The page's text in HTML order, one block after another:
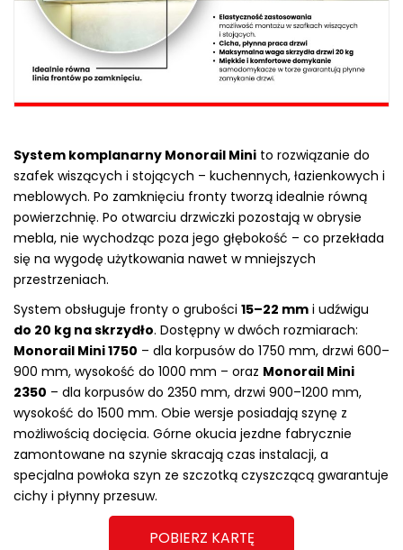
System komplanarny Monorail Mini to rozwiązanie do
szafek wiszących i stojących – kuchennych, łazienkowych i
meblowych. Po zamknięciu fronty tworzą idealnie równą
powierzchnię. Po otwarciu drzwiczki pozostają w obrysie
mebla, nie wychodząc poza jego głębokość – co przekłada
się na wygodę użytkowania nawet w mniejszych
przestrzeniach.
System obsługuje fronty o grubości 15–22 mm i udźwigu
do 20 kg na skrzydło. Dostępny w dwóch rozmiarach:
Monorail Mini 1750 – dla korpusów do 1750 mm, drzwi 600–
900 mm, wysokość do 1000 mm – oraz Monorail Mini
2350 – dla korpusów do 2350 mm, drzwi 900–1200 mm,
wysokość do 1500 mm. Obie wersje posiadają szynę z
możliwością docięcia. Górne okucia jezdne fabrycznie
zamontowane na szynie skracają czas instalacji, a
specjalna powłoka szyn ze szczotką czyszczącą gwarantuje
cichy i płynny przesuw.
POBIERZ KARTĘ